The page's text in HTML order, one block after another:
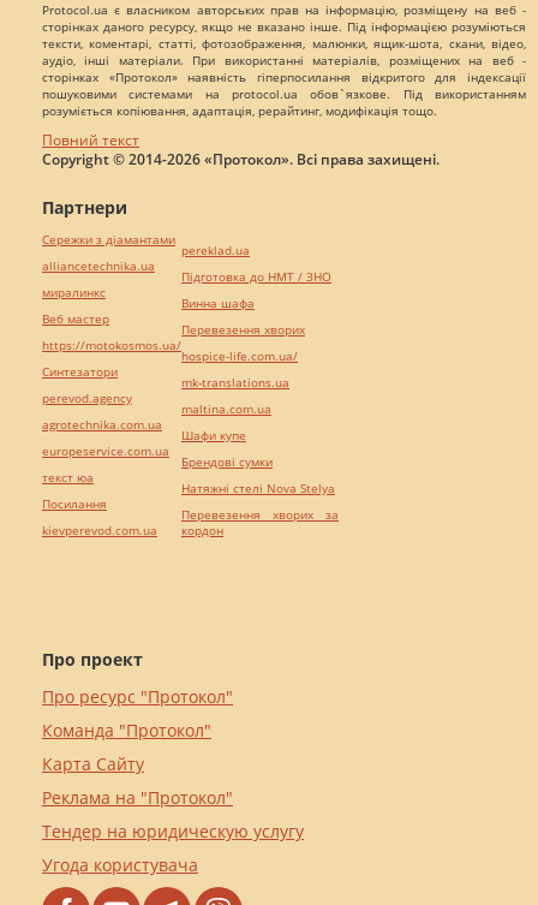
Protocol.ua є власником авторських прав на інформацію, розміщену на веб -
сторінках даного ресурсу, якщо не вказано інше. Під інформацією розуміються
тексти, коментарі, статті, фотозображення, малюнки, ящик-шота, скани, відео,
аудіо, інші матеріали. При використанні матеріалів, розміщених на веб -
сторінках «Протокол» наявність гіперпосилання відкритого для індексації
пошуковими системами на protocol.ua обов`язкове. Під використанням
розуміється копіювання, адаптація, рерайтинг, модифікація тощо.
Повний текст
Copyright © 2014-2026 «Протокол». Всі права захищені.
Про проект
Про ресурс "Протокол"
Команда "Протокол"
Карта Сайту
Реклама на "Протокол"
Тендер на юридическую услугу
Угода користувача
Партнери
Сережки з діамантами
alliancetechnika.ua
миралинкс
Веб мастер
https://motokosmos.ua/
Синтезатори
perevod.agency
agrotechnika.com.ua
europeservice.com.ua
текст юа
Посилання
kievperevod.com.ua
pereklad.ua
Підготовка до НМТ / ЗНО
Винна шафа
Перевезення хворих
hospice-life.com.ua/
mk-translations.ua
maltina.com.ua
Шафи купе
Брендові сумки
Натяжні стелі Nova Stelya
Перевезення хворих за
кордон